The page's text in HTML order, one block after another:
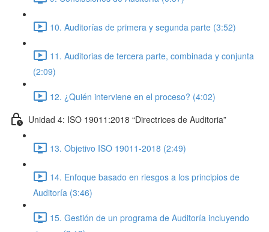
10. Auditorías de primera y segunda parte (3:52)
11. Auditorias de tercera parte, combinada y conjunta
(2:09)
12. ¿Quién interviene en el proceso? (4:02)
Unidad 4: ISO 19011:2018 “Directrices de Auditoria”
13. Objetivo ISO 19011-2018 (2:49)
14. Enfoque basado en riesgos a los principios de
Auditoría (3:46)
15. Gestión de un programa de Auditoría incluyendo